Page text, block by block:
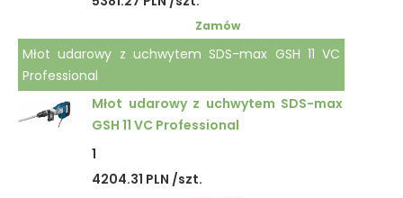
Zamów
Młot udarowy z uchwytem SDS-max GSH 11 VC
Professional
Młot udarowy z uchwytem SDS-max
GSH 11 VC Professional
1
4204.31 PLN /szt.